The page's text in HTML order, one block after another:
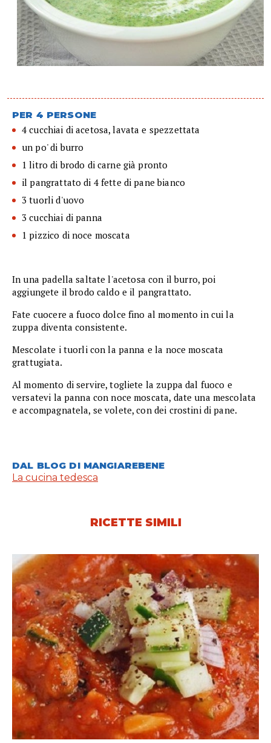
PER 4 PERSONE
4 cucchiai di acetosa, lavata e spezzettata
un po' di burro
1 litro di brodo di carne già pronto
il pangrattato di 4 fette di pane bianco
3 tuorli d'uovo
3 cucchiai di panna
1 pizzico di noce moscata
In una padella saltate l'acetosa con il burro, poi
aggiungete il brodo caldo e il pangrattato.
Fate cuocere a fuoco dolce fino al momento in cui la
zuppa diventa consistente.
Mescolate i tuorli con la panna e la noce moscata
grattugiata.
Al momento di servire, togliete la zuppa dal fuoco e
versatevi la panna con noce moscata, date una mescolata
e accompagnatela, se volete, con dei crostini di pane.
DAL BLOG DI MANGIAREBENE
La cucina tedesca
RICETTE SIMILI